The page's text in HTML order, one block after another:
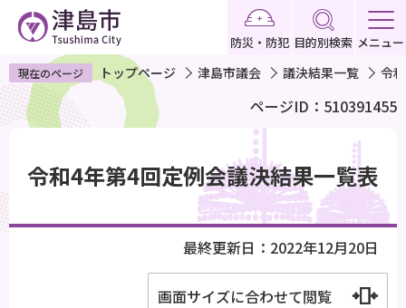
ペ
ー
ジ
で
す
防災・防犯 目的別検索 メニュー
現在のページ トップページ 津島市議会 議決結果一覧 令
ページID：510391455
令和4年第4回定例会議決結果一覧表
最終更新日：2022年12月20日
画面サイズに合わせて閲覧